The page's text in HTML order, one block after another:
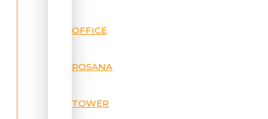
OFFICE
ROSANA
TOWER